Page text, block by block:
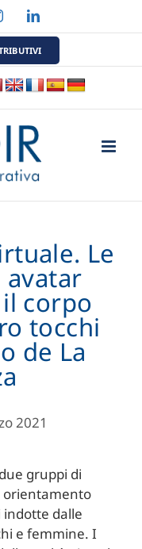
InstagramLinkedIn
Le
avatar
corpo
tocchi
de La
2021
gruppi di
orientamento
indotte dalle
e femmine. I